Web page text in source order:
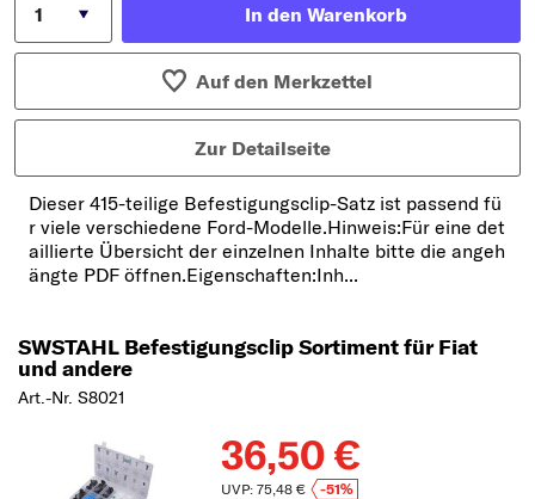
In den Warenkorb
Auf den Merkzettel
Zur Detailseite
Dieser 415-teilige Befestigungsclip-Satz ist passend fü
r viele verschiedene Ford-Modelle.Hinweis:Für eine det
aillierte Übersicht der einzelnen Inhalte bitte die angeh
ängte PDF öffnen.Eigenschaften:Inh...
SWSTAHL Befestigungsclip Sortiment für Fiat
und andere
Art.-Nr. S8021
36,50 €
UVP: 75,48 €
-51%